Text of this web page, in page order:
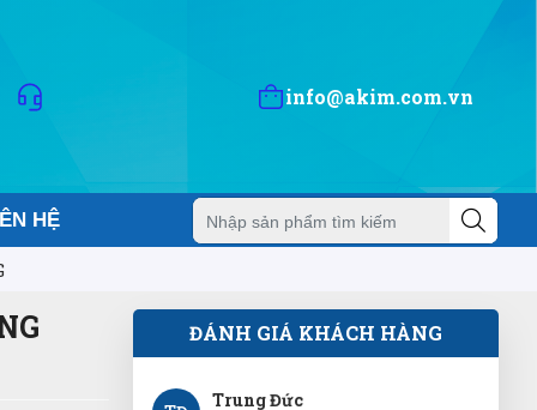
info@akim.com.vn
HỆ
ĐÁNH GIÁ KHÁCH HÀNG
Bảo 2 -3 hôm mới nhận được mà trong
chiều có luôn. Quá vip pro
Tuyền
(Đánh giá 1 năm trước)
chu đáo nhưng nhiệt tình
Trung Đức